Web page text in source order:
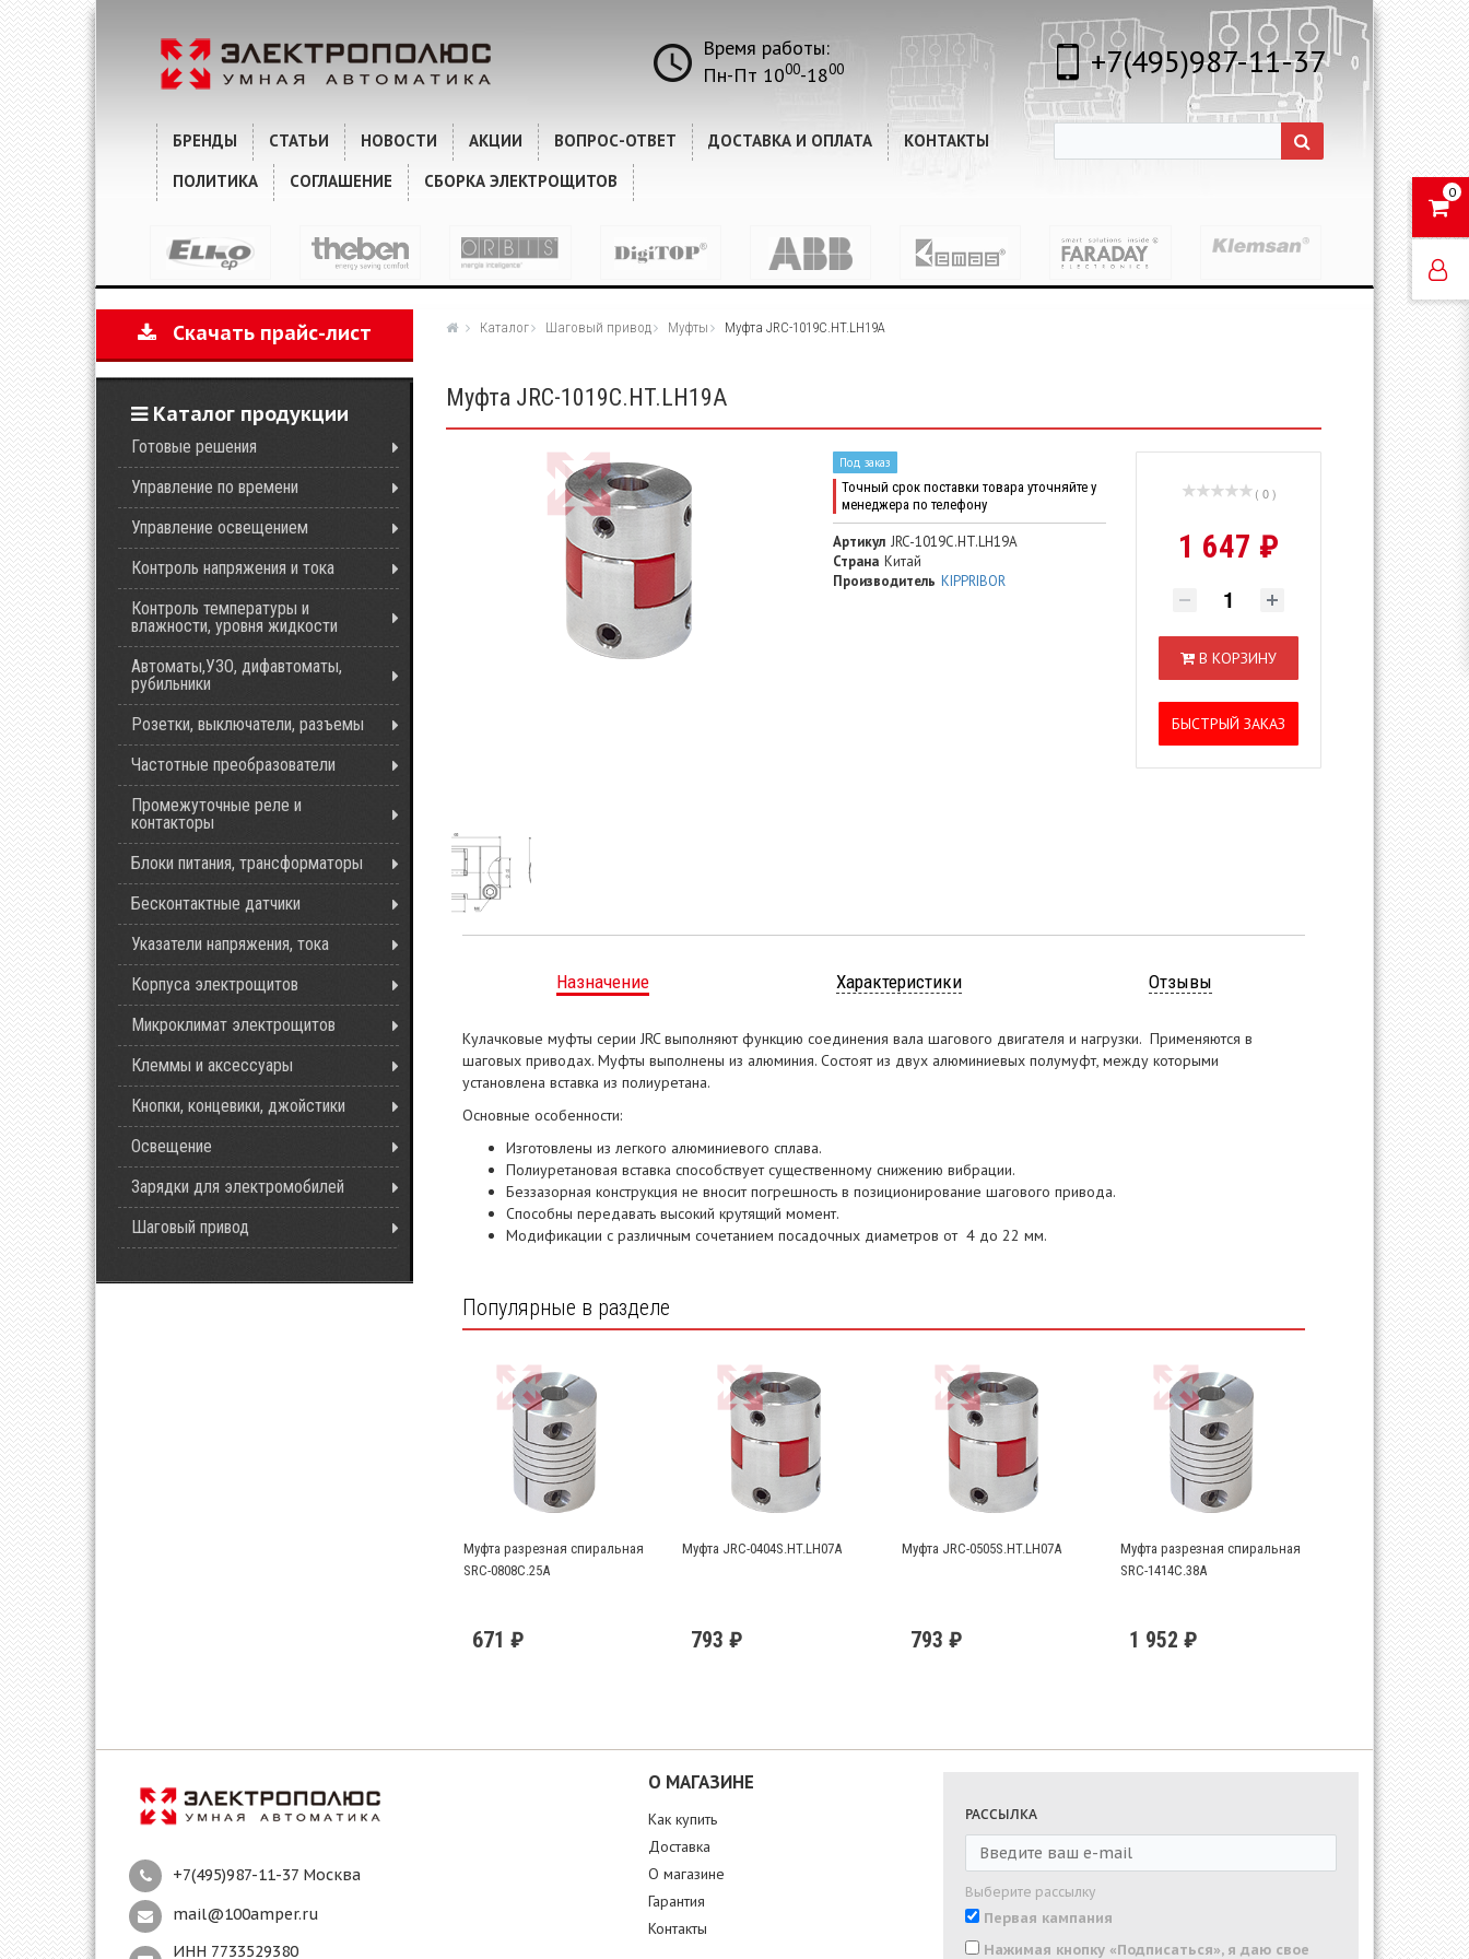
0
Время работы:
Пн-Пт 1000-1800 +7(495)987-11-37
БРЕНДЫ СТАТЬИ НОВОСТИ АКЦИИ ВОПРОС-ОТВЕТ ДОСТАВКА И ОПЛАТА
КОНТАКТЫ
ПОЛИТИКА
СОГЛАШЕНИЕ СБОРКА ЭЛЕКТРОЩИТОВ
Скачать прайс-лист
Каталог продукции
Готовые решения
Управление по времени
Управление освещением
Контроль напряжения и тока
Контроль температуры и
влажности, уровня жидкости
Автоматы,УЗО, дифавтоматы,
рубильники
Розетки, выключатели, разъемы
Частотные преобразователи
Промежуточные реле и
контакторы
Блоки питания, трансформаторы
Бесконтактные датчики
Указатели напряжения, тока
Корпуса электрощитов
Микроклимат электрощитов
Клеммы и аксессуары
Кнопки, концевики, джойстики
Освещение
Зарядки для электромобилей
Шаговый привод
Каталог Шаговый привод Муфты Муфта JRC-1019C.HT.LH19A
Муфта JRC-1019C.HT.LH19A
( 0 )
1 647 ₽
В КОРЗИНУ
БЫСТРЫЙ ЗАКАЗ
Под заказ
Точный срок поставки товара уточняйте у
менеджера по телефону
Артикул JRC-1019C.HT.LH19A
Страна Китай
Производитель KIPPRIBOR
Назначение Характеристики Отзывы
Кулачковые муфты серии JRC выполняют функцию соединения вала шагового двигателя и нагрузки. Применяются в
шаговых приводах. Муфты выполнены из алюминия. Состоят из двух алюминиевых полумуфт, между которыми
установлена вставка из полиуретана.
Основные особенности:
Изготовлены из легкого алюминиевого сплава.
Полиуретановая вставка способствует существенному снижению вибрации.
Беззазорная конструкция не вносит погрешность в позиционирование шагового привода.
Способны передавать высокий крутящий момент.
Модификации с различным сочетанием посадочных диаметров от 4 до 22 мм.
Популярные в разделе
Муфта разрезная спиральная
SRC-0808C.25A
671 ₽
Муфта JRC-0404S.HT.LH07A
793 ₽
Муфта JRC-0505S.HT.LH07A
793 ₽
Муфта разрезная спиральная
SRC-1414C.38A
1 952 ₽
+7(495)987-11-37 Москва
mail@100amper.ru
ИНН 7733529380
О МАГАЗИНЕ
Как купить
Доставка
О магазине
Гарантия
Контакты
РАССЫЛКА
Выберите рассылку
Первая кампания
Нажимая кнопку «Подписаться», я даю свое